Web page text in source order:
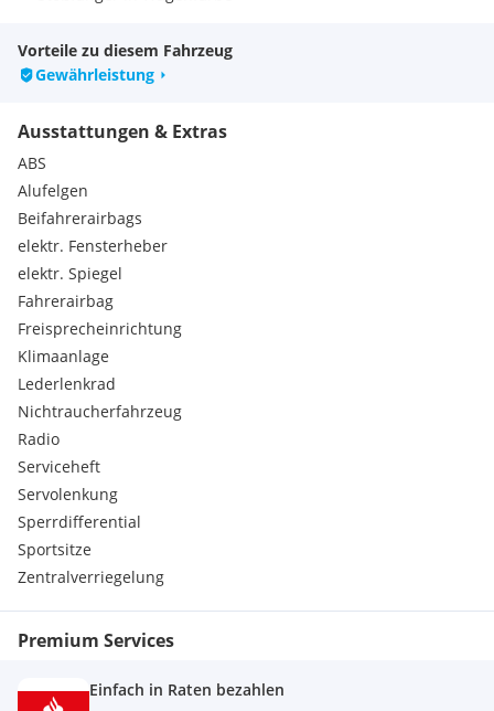
Lenkrad höhenverstellbar
Getriebe 5-Gg.
Gurtstraffer vorne
Fernbedienung für Zentralverriegelung
Antenne automatisch
Vorteile zu diesem Fahrzeug
Gewährleistung
Ausstattungen & Extras
ABS
Alufelgen
Beifahrerairbags
elektr. Fensterheber
elektr. Spiegel
Fahrerairbag
Freisprecheinrichtung
Klimaanlage
Lederlenkrad
Nichtraucherfahrzeug
Radio
Serviceheft
Servolenkung
Sperrdifferential
Sportsitze
Zentralverriegelung
Premium Services
Einfach in Raten bezahlen